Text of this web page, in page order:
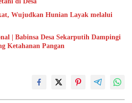
Wujudkan Hunian Layak melalui
| Babinsa Desa Sekarputih Dampingi
Ketahanan Pangan